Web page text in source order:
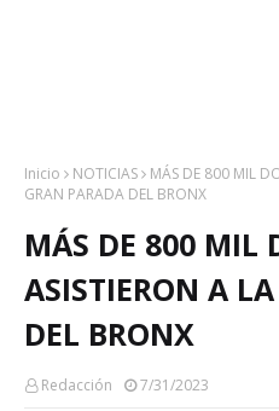
Inicio NOTICIAS
MÁS DE 800 MIL
GRAN PARADA DEL BRONX
MÁS DE 800 MIL
ASISTIERON A
DEL BRONX
Redacción 7/31/2023